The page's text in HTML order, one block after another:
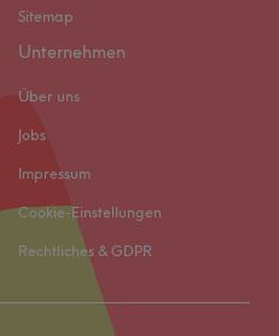
Sitemap
Unternehmen
Über uns
Jobs
Impressum
Cookie-Einstellungen
Rechtliches & GDPR